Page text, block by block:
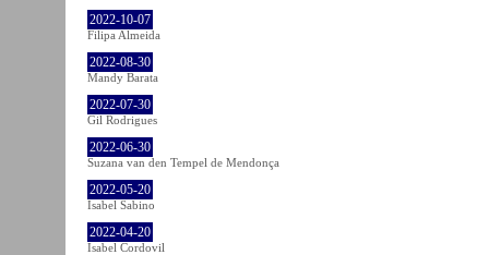
2022-10-07
Filipa Almeida
2022-08-30
Mandy Barata
2022-07-30
Gil Rodrigues
2022-06-30
Suzana van den Tempel de Mendonça
2022-05-20
Isabel Sabino
2022-04-20
Isabel Cordovil